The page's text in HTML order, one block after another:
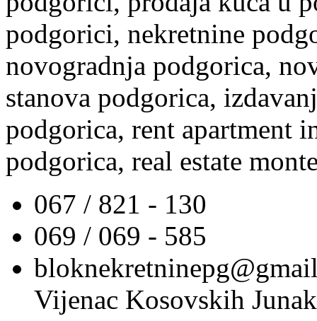
podgorici, nekretnine
novogradnja podgorica,
stanova podgorica,
podgorica, rent apartment
podgorica, real estate
067 / 821 - 130
069 / 069 - 585
Vijenac Kosovskih